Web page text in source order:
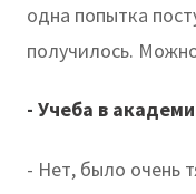
одна попытка
получилось.
- Учеба в
- Нет, было очень